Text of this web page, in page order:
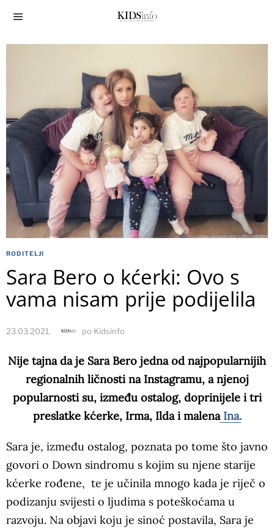
RODITELJI
Sara Bero o kćerki: Ovo s
vama nisam prije podijelila
23.03.2021. po Kidsinfo
Nije tajna da je Sara Bero jedna od najpopularnijih
regionalnih ličnosti na Instagramu, a njenoj
popularnosti su, između ostalog, doprinijele i tri
preslatke kćerke, Irma, Ilda i malenaIna.
Sara je, između ostalog, poznata po tome što javno
govori o Down sindromu s kojim su njene starije
kćerke rođene, te je učinila mnogo kada je riječ o
podizanju svijesti o ljudima s poteškoćama u
razvoju. Na objavi koju je sinoć postavila, Sara je